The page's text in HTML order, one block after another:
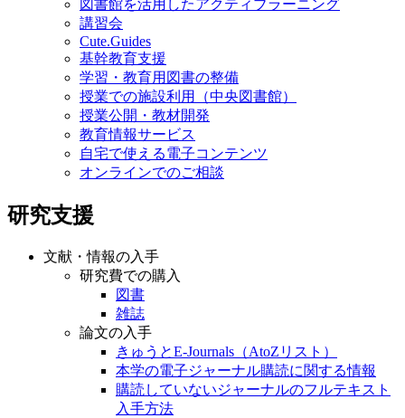
図書館を活用したアクティブラーニング
講習会
Cute.Guides
基幹教育支援
学習・教育用図書の整備
授業での施設利用（中央図書館）
授業公開・教材開発
教育情報サービス
自宅で使える電子コンテンツ
オンラインでのご相談
研究支援
文献・情報の入手
研究費での購入
図書
雑誌
論文の入手
きゅうとE-Journals（AtoZリスト）
本学の電子ジャーナル購読に関する情報
購読していないジャーナルのフルテキスト
入手方法